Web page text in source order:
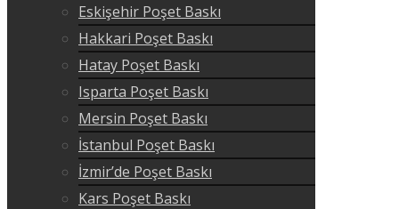
Eskişehir Poşet Baskı
Hakkari Poşet Baskı
Hatay Poşet Baskı
Isparta Poşet Baskı
Mersin Poşet Baskı
İstanbul Poşet Baskı
İzmir’de Poşet Baskı
Kars Poşet Baskı